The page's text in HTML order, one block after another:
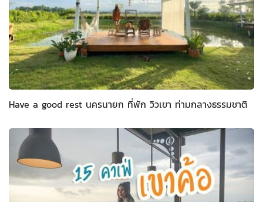
Have a good rest นครนายก ที่พัก วิวเขา ท่ามกลางธรรมชาติ